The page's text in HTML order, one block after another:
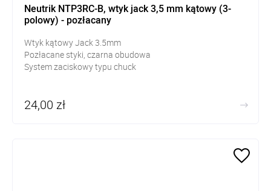
Neutrik NTP3RC-B, wtyk jack 3,5 mm kątowy (3-
polowy) - pozłacany
Wtyk kątowy Jack 3.5mm
Pozłacane styki, czarna obudowa
System zaciskowy typu chuck
24,00 zł